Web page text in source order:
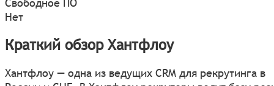
Нет
Краткий обзор Хантфлоу
Хантфлоу — одна из ведущих CRM для рекрутинга в